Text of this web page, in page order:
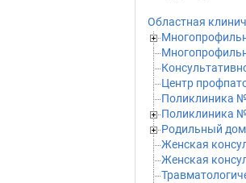
Областная
Центр
Поликлиника
Поликлиника
Родильный
Женская
Женская